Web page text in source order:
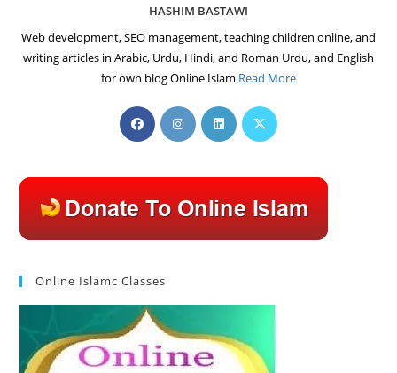
HASHIM BASTAWI
Web development, SEO management, teaching children online, and
writing articles in Arabic, Urdu, Hindi, and Roman Urdu, and English
for own blog Online Islam Read More
Opens
in
new
tab
Opens
in
new
tab
Opens
in
new
tab
Opens
new
tab
Online Islamc Classes